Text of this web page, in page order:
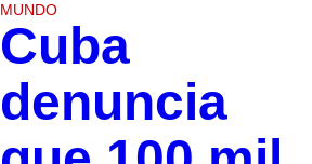
MUNDO
Cuba
denuncia